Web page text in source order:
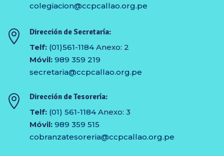
colegiacion@ccpcallao.org.pe
 Dirección de Secretaría:
Telf: (01)561-1184Anexo: 2
Móvil: 989 359 219
secretaria@ccpcallao.org.pe
 Dirección de Tesorería:
Telf: (01) 561-1184Anexo: 3
Móvil: 989 359 515
cobranzatesoreria@ccpcallao.org.pe